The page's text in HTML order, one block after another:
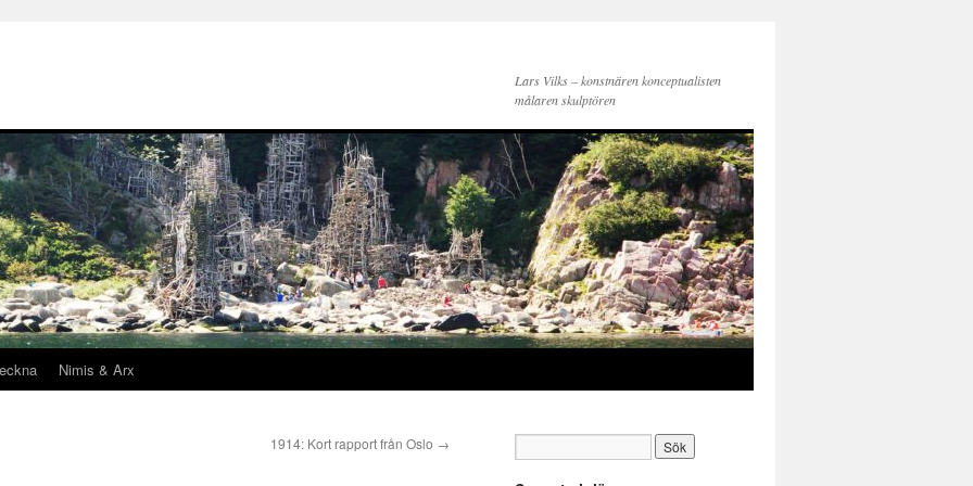
Lars Vilks – konstnären konceptualisten
målaren skulptören
Nimis & Arx
1914: Kort rapport från Oslo →